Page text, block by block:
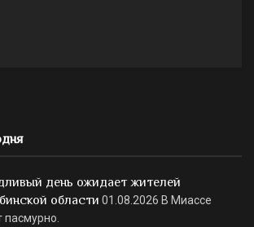
день ожидает жителей
области 01.08.2026 В Миассе
пасмурно.